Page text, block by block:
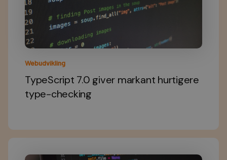
Webudvikling
TypeScript 7.0 giver markant hurtigere
type-checking